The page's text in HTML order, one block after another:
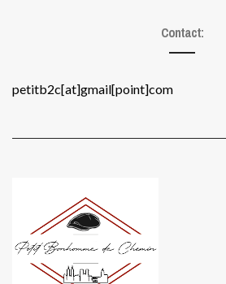
Contact:
petitb2c[at]gmail[point]com